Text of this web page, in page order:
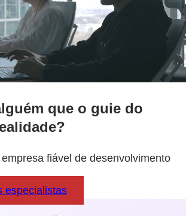
que o guie do
fiável de desenvolvimento
especialistas